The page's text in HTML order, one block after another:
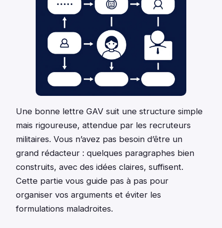
Une bonne lettre GAV suit une structure simple
mais rigoureuse, attendue par les recruteurs
militaires. Vous n’avez pas besoin d’être un
grand rédacteur : quelques paragraphes bien
construits, avec des idées claires, suffisent.
Cette partie vous guide pas à pas pour
organiser vos arguments et éviter les
formulations maladroites.